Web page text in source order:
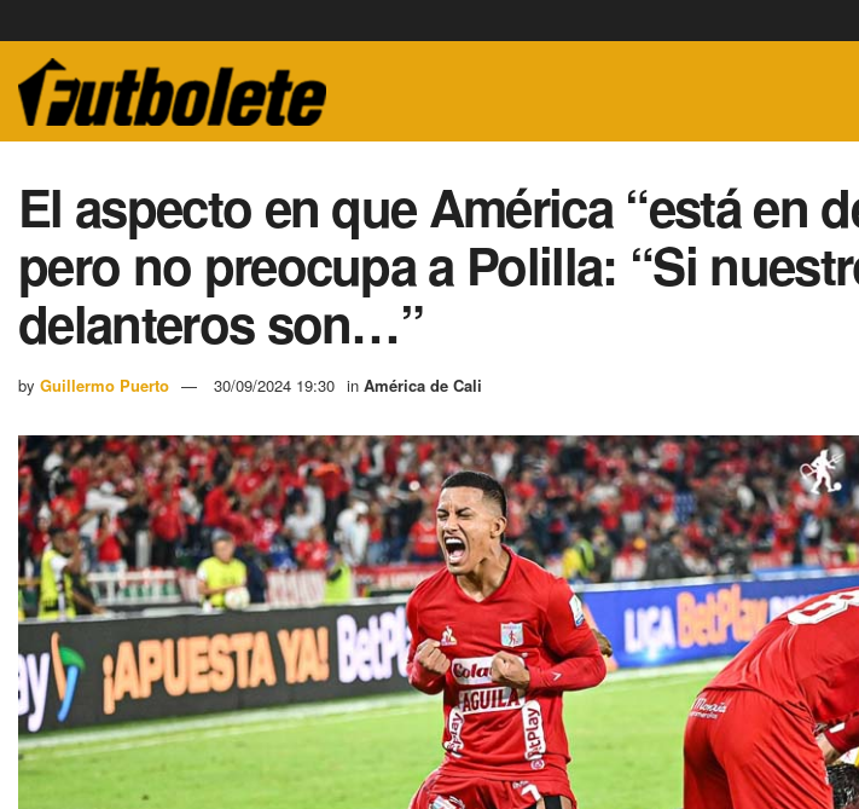
El aspecto en que América “está en
pero no preocupa a Polilla: “Si
delanteros son…”
by Guillermo Puerto 30/09/2024 19:30 in América de Cali